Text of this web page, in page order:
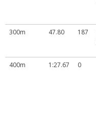
300m
47.80 187
400m
1:27.67 0